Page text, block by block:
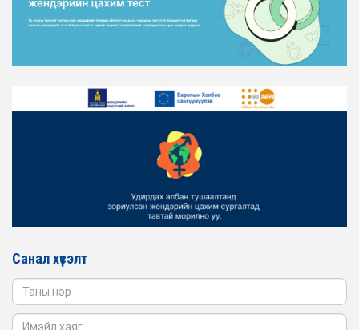
ЖЕНДЭРИЙН ЭРХ ТЭГШ БАЙДЛЫГ ХАНГАХ ҮЙЛ
АЖИЛЛАГААГ ЭРЧИМЖҮҮЛЭХ САРЫН ХУВААРЬТАЙ
2026-02-16
ЖЕНДЭРИЙН ҮНДЭСНИЙ ХОРООНЫ АЖЛЫН АЛБАНЫ
ТӨЛӨӨЛӨЛ ЗАМ ТЭЭВРИЙН ЯАМАНД АЖИЛЛАВ
ЖЕНДЭРИЙН ҮНДЭСНИЙ ХОРООНЫ АЖЛЫН АЛБАНЫ
ТӨЛӨӨЛӨЛ БАТЛАН ХАМГААЛАХ ЯАМАНД
Санал хүсэлт